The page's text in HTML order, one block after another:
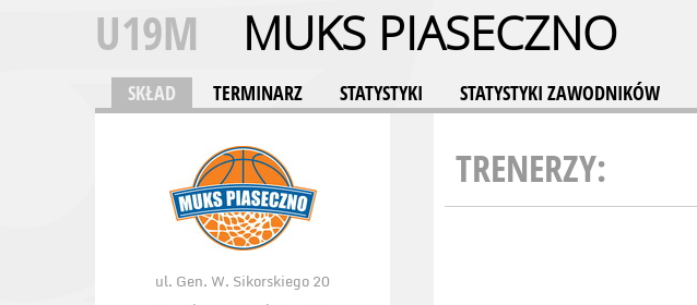
U19M MUKS PIASECZNO
SKŁAD TERMINARZ STATYSTYKI STATYSTYKI ZAWODNIKÓW
ul. Gen. W. Sikorskiego 20
TRENERZY: